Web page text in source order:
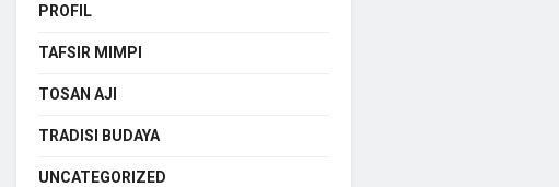
PROFIL
TAFSIR MIMPI
TOSAN AJI
TRADISI BUDAYA
UNCATEGORIZED